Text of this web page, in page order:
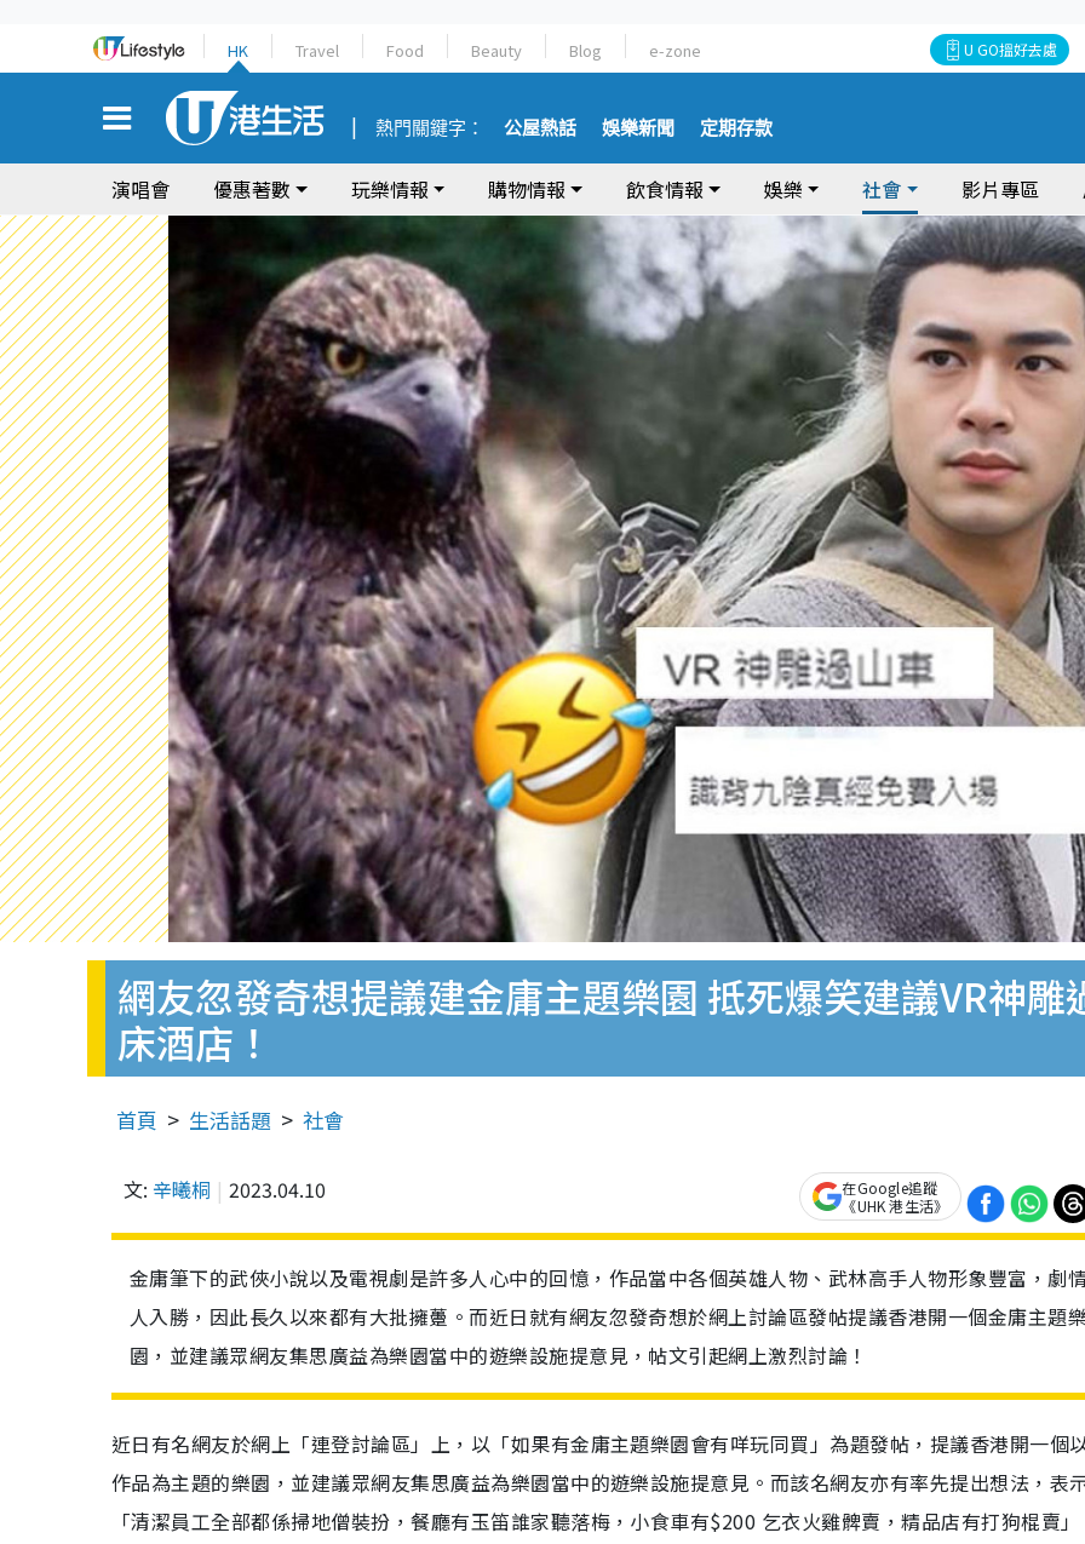
HK Travel Food Beauty Blog e-zone U GO搵好去處
熱門關鍵字： 公屋熱話 娛樂新聞 定期存款
演唱會 優惠著數 玩樂情報 購物情報 飲食情報 娛樂 社會 影片專區
網友忽發奇想提議建金庸主題樂園 抵死爆笑建議VR神
床酒店！
首頁 生活話題 社會
文: 辛曦桐 2023.04.10
在Google追蹤
《UHK 港生活》
金庸筆下的武俠小說以及電視劇是許多人心中的回憶，作品當中各個英雄人物、武林高手人物形象豐富，劇
人入勝，因此長久以來都有大批擁躉。而近日就有網友忽發奇想於網上討論區發帖提議香港開一個金庸主題
園，並建議眾網友集思廣益為樂園當中的遊樂設施提意見，帖文引起網上激烈討論！
近日有名網友於網上「連登討論區」上，以「如果有金庸主題樂園會有咩玩同買」為題發帖，提議香港開一個
作品為主題的樂園，並建議眾網友集思廣益為樂園當中的遊樂設施提意見。而該名網友亦有率先提出想法，表
「清潔員工全部都係掃地僧裝扮，餐廳有玉笛誰家聽落梅，小食車有$200 乞衣火雞髀賣，精品店有打狗棍賣